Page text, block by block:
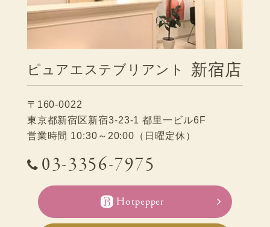
ピュアエステブリアント 新宿店
〒160-0022
東京都新宿区新宿3-23-1 都里一ビル6F
営業時間 10:30～20:00（日曜定休）
03-3356-7975
Hotpepper